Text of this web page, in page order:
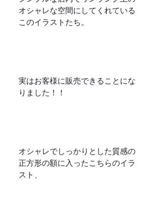
オシャレな空間にしてくれている
このイラストたち。
実はお客様に販売できることにな
りました！！
オシャレでしっかりとした質感の
正方形の額に入ったこちらのイラ
スト、